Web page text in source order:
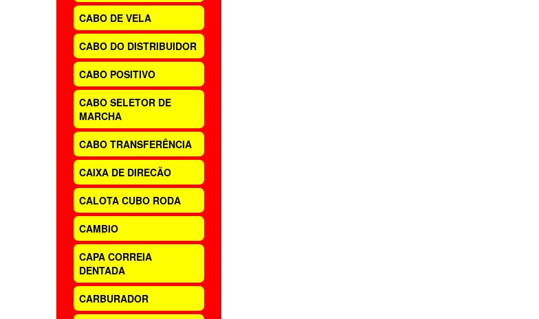
CABO DE VELA
CABO DO DISTRIBUIDOR
CABO POSITIVO
CABO SELETOR DE
MARCHA
CABO TRANSFERÊNCIA
CAIXA DE DIRECÃO
CALOTA CUBO RODA
CAMBIO
CAPA CORREIA
DENTADA
CARBURADOR